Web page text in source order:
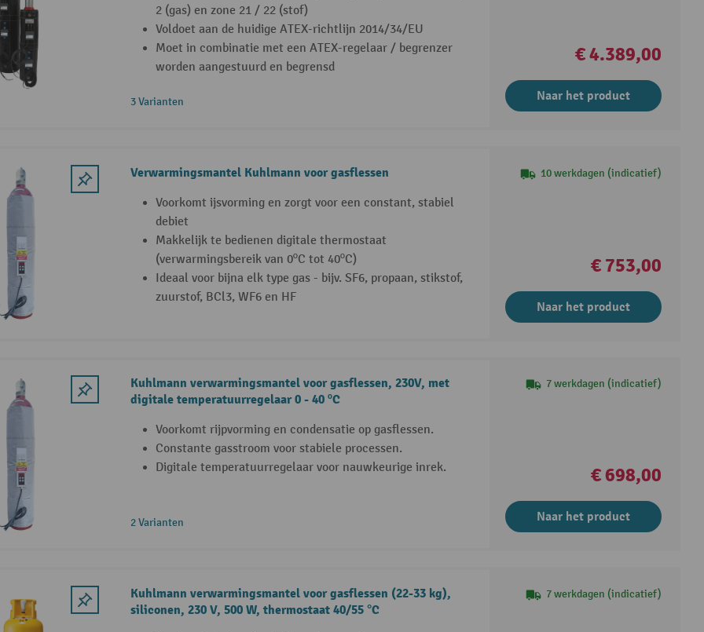
2 (gas) en zone 21 / 22 (stof)
Voldoet aan de huidige ATEX-richtlijn 2014/34/EU
Moet in combinatie met een ATEX-regelaar / begrenzer
worden aangestuurd en begrensd
3 Varianten
€ 4.389,00
Naar het product
Verwarmingsmantel Kuhlmann voor gasflessen
Voorkomt ijsvorming en zorgt voor een constant, stabiel
debiet
Makkelijk te bedienen digitale thermostaat
(verwarmingsbereik van 0ºC tot 40ºC)
Ideaal voor bijna elk type gas - bijv. SF6, propaan, stikstof,
zuurstof, BCl3, WF6 en HF
10 werkdagen (indicatief)
€ 753,00
Naar het product
Kuhlmann verwarmingsmantel voor gasflessen, 230V, met
digitale temperatuurregelaar 0 - 40 ºC
Voorkomt rijpvorming en condensatie op gasflessen.
Constante gasstroom voor stabiele processen.
Digitale temperatuurregelaar voor nauwkeurige inrek.
2 Varianten
7 werkdagen (indicatief)
€ 698,00
Naar het product
Kuhlmann verwarmingsmantel voor gasflessen (22-33 kg),
siliconen, 230 V, 500 W, thermostaat 40/55 °C
7 werkdagen (indicatief)